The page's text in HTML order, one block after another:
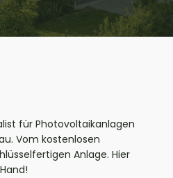
für Photovoltaikanlagen
Vom kostenlosen
Anlage. Hier